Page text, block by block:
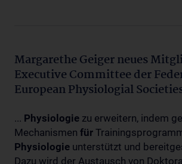
Margarethe Geiger neues
Executive Committee der
European Physiologial
... Physiologie zu erweitern, indem
Mechanismen für
Physiologie unterstützt und
Dazu wird der Austausch von